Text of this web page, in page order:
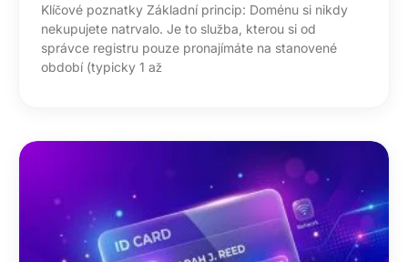
Klíčové poznatky Základní princip: Doménu si nikdy
nekupujete natrvalo. Je to služba, kterou si od
správce registru pouze pronajímáte na stanovené
období (typicky 1 až